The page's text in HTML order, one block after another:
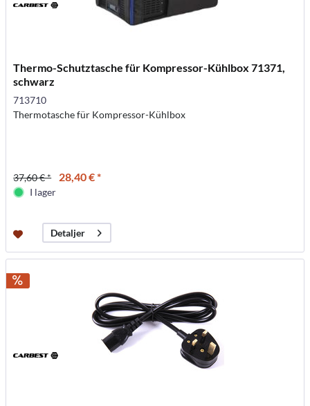
Thermo-Schutztasche für Kompressor-Kühlbox 71371,
schwarz
713710
Thermotasche für Kompressor-Kühlbox
37,60 € * 28,40 € *
I lager
Detaljer